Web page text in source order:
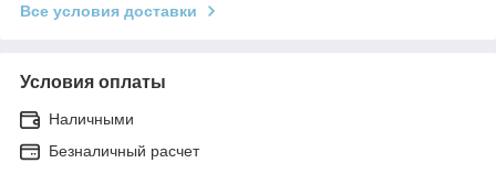
Все условия доставки
Условия оплаты
Наличными
Безналичный расчет